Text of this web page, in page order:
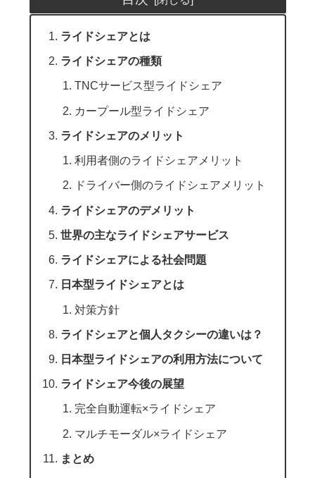
ライドシェアとは
ライドシェアの種類
TNCサービス型ライドシェア
カープール型ライドシェア
ライドシェアのメリット
利用者側のライドシェアメリット
ドライバー側のライドシェアメリット
ライドシェアのデメリット
世界の主なライドシェアサービス
ライドシェアによる社会問題
日本型ライドシェアとは
対策方針
ライドシェアと個人タクシーの違いは？
日本型ライドシェアの利用方法について
ライドシェア今後の展望
完全自動運転×ライドシェア
マルチモーダル×ライドシェア
まとめ